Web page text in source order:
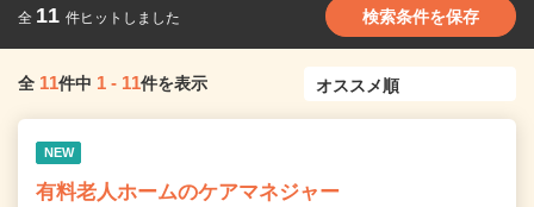
全 11 件ヒットしました 検索条件を保存
全 11件中 1 - 11件を表示
NEW
有料老人ホームのケアマネジャー